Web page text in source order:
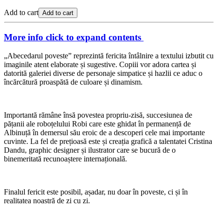
Add to cart Add to cart
More info click to expand contents
„Abecedarul poveste” reprezintă fericita întâlnire a textului izbutit cu
imaginile atent elaborate și sugestive. Copiii vor adora cartea și
datorită galeriei diverse de personaje simpatice și hazlii ce aduc o
încărcătură proaspătă de culoare și dinamism.
Importantă rămâne însă povestea propriu-zisă, succesiunea de
pățanii ale roboțelului Robi care este ghidat în permanență de
Albinuță în demersul său eroic de a descoperi cele mai importante
cuvinte. La fel de prețioasă este și creația grafică a talentatei Cristina
Dandu, graphic designer și ilustrator care se bucură de o
binemeritată recunoaștere internațională.
Finalul fericit este posibil, așadar, nu doar în poveste, ci și în
realitatea noastră de zi cu zi.